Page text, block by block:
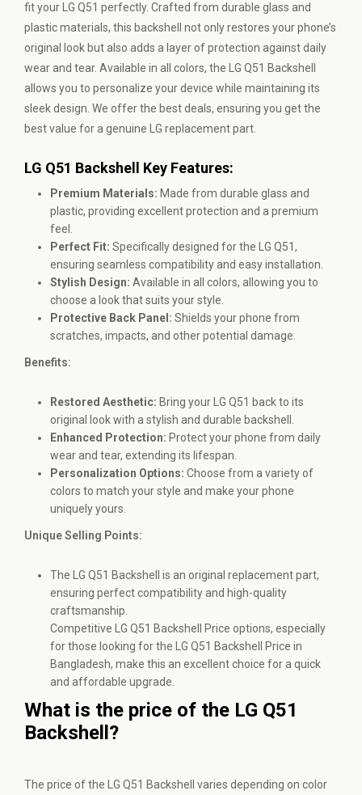
fit your LG Q51 perfectly. Crafted from durable glass and
plastic materials, this backshell not only restores your phone’s
original look but also adds a layer of protection against daily
wear and tear. Available in all colors, the LG Q51 Backshell
allows you to personalize your device while maintaining its
sleek design. We offer the best deals, ensuring you get the
best value for a genuine LG replacement part.
LG Q51 Backshell Key Features:
Premium Materials: Made from durable glass and
plastic, providing excellent protection and a premium
feel.
Perfect Fit: Specifically designed for the LG Q51,
ensuring seamless compatibility and easy installation.
Stylish Design: Available in all colors, allowing you to
choose a look that suits your style.
Protective Back Panel: Shields your phone from
scratches, impacts, and other potential damage.
Benefits:
Restored Aesthetic: Bring your LG Q51 back to its
original look with a stylish and durable backshell.
Enhanced Protection: Protect your phone from daily
wear and tear, extending its lifespan.
Personalization Options: Choose from a variety of
colors to match your style and make your phone
uniquely yours.
Unique Selling Points:
The LG Q51 Backshell is an original replacement part,
ensuring perfect compatibility and high-quality
craftsmanship.
Competitive LG Q51 Backshell Price options, especially
for those looking for the LG Q51 Backshell Price in
Bangladesh, make this an excellent choice for a quick
and affordable upgrade.
What is the price of the LG Q51
Backshell?
The price of the LG Q51 Backshell varies depending on color